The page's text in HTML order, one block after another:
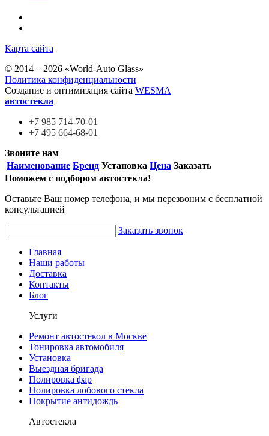
Карта сайта
© 2014 – 2026 «World-Auto Glass»
Политика конфиденциальности
Создание и оптимизация сайта WESMA
автостекла
+7 985 714-70-01
+7 495 664-68-01
Звоните нам
Наименование Бренд Установка Цена Заказать
Поможем с подбором автостекла!
Оставьте Ваш номер телефона, и мы перезвоним с бесплатной
консультацией
Заказать звонок
Главная
Наши работы
Доставка
Контакты
Блог
Услуги
Ремонт автостекол в Москве
Тонировка автомобиля
Установка
Выездная бригада
Полировка фар
Полировка лобового стекла
Покрытие антидождь
Автостекла